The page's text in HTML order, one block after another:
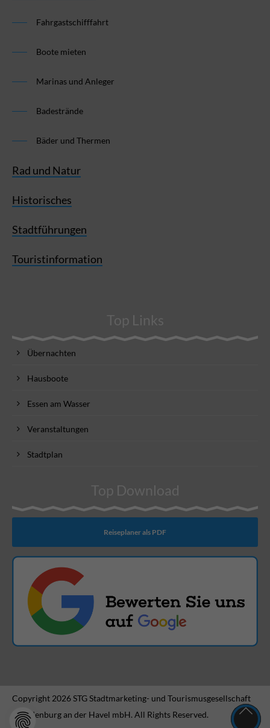
Fahrgastschifffahrt
Boote mieten
Marinas und Anleger
Badestrände
Bäder und Thermen
Rad und Natur
Historisches
Stadtführungen
Touristinformation
Top Links
Übernachten
Hausboote
Essen am Wasser
Veranstaltungen
Stadtplan
Top Download
Reiseplaner als PDF
Copyright 2026 STG Stadtmarketing- und Tourismusgesellschaft
Brandenburg an der Havel mbH. All Rights Reserved.